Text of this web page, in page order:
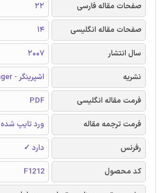
صفحات مقاله فارسی
22
صفحات مقاله انگلیسی
14
سال انتشار
2007
نشریه
اشپرینگر - Springer
فرمت مقاله انگلیسی
PDF
فرمت ترجمه مقاله
ورد تایپ شده
رفرنس
دارد ✓
کد محصول
F1212